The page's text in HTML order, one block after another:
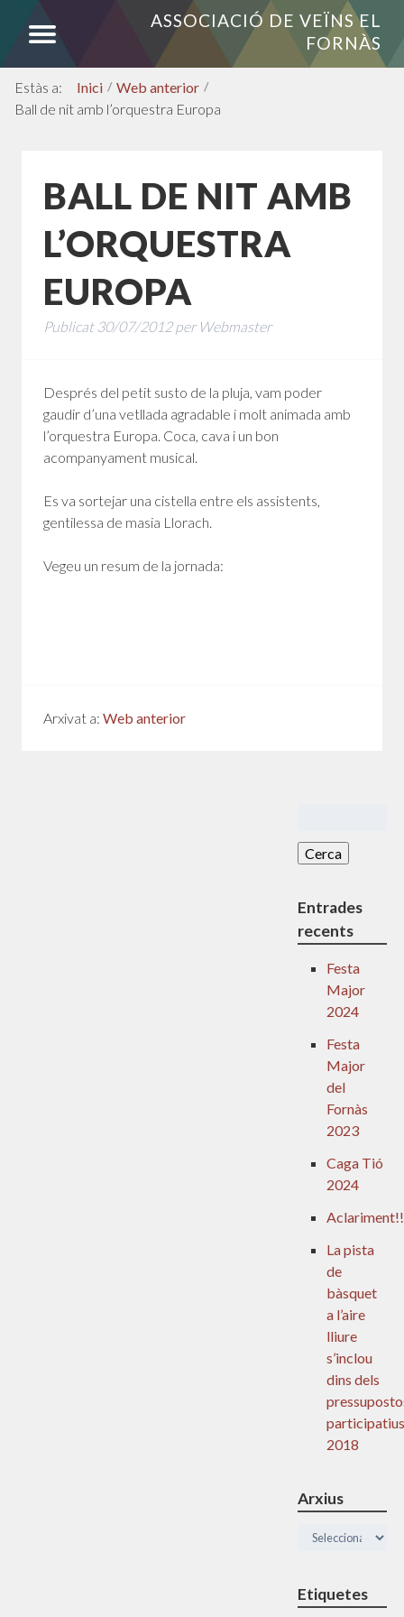
ASSOCIACIÓ DE VEÏNS EL
FORNÀS
Inici / Web anterior /
Ball de nit amb l’orquestra Europa
BALL DE NIT AMB
L’ORQUESTRA
EUROPA
Publicat 30/07/2012per Webmaster
Després del petit susto de la pluja, vam poder
gaudir d’una vetllada agradable i molt animada amb
l’orquestra Europa. Coca, cava i un bon
acompanyament musical.
Es va sortejar una cistella entre els assistents,
gentilessa de masia Llorach.
Vegeu un resum de la jornada:
Arxivat a: Web anterior
Entrades
recents
Festa
Major
2024
Festa
Major
del
Fornàs
2023
Caga Tió
2024
La pista
de
bàsquet
a l’aire
lliure
s’inclou
dins dels
2018
Arxius
Arxius
Etiquetes